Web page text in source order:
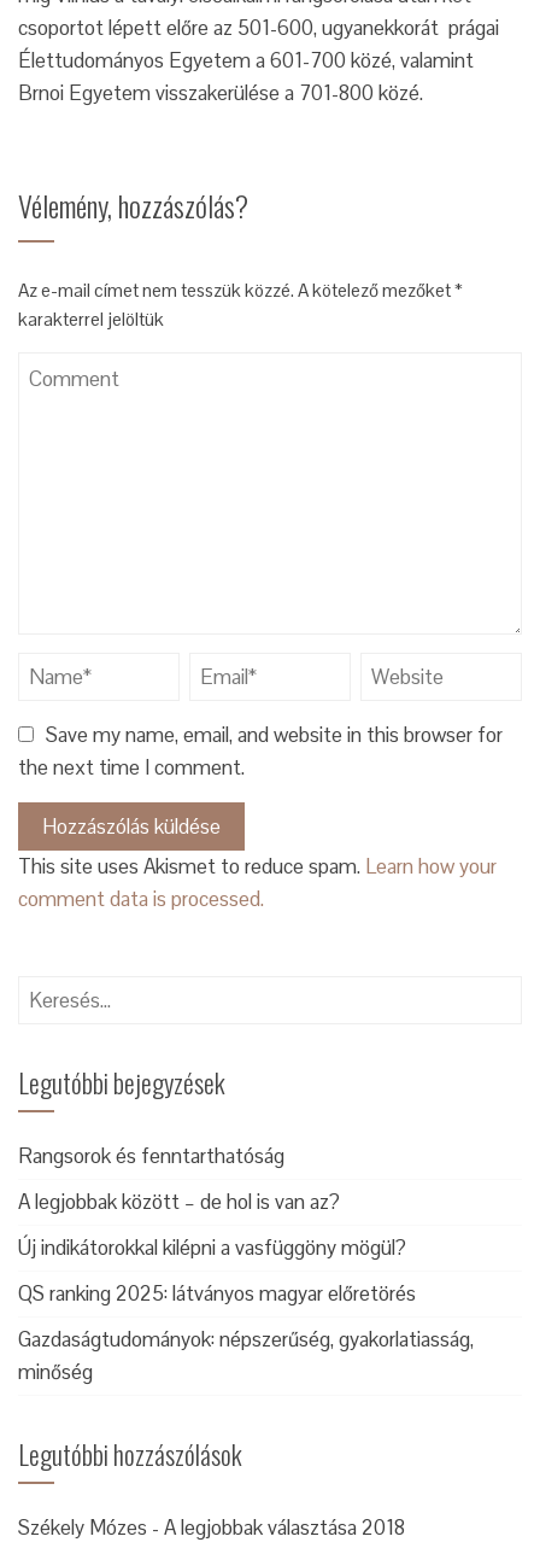
csoportot lépett előre az 501-600, ugyanekkorát prágai
Élettudományos Egyetem a 601-700 közé, valamint
Brnoi Egyetem visszakerülése a 701-800 közé.
Vélemény, hozzászólás?
Az e-mail címet nem tesszük közzé. A kötelező mezőket*
karakterrel jelöltük
Save my name, email, and website in this browser for
the next time I comment.
This site uses Akismet to reduce spam. Learn how your
comment data is processed.
Keresés:
Legutóbbi bejegyzések
Rangsorok és fenntarthatóság
A legjobbak között – de hol is van az?
Új indikátorokkal kilépni a vasfüggöny mögül?
QS ranking 2025: látványos magyar előretörés
Gazdaságtudományok: népszerűség, gyakorlatiasság,
minőség
Legutóbbi hozzászólások
Székely Mózes - A legjobbak választása 2018